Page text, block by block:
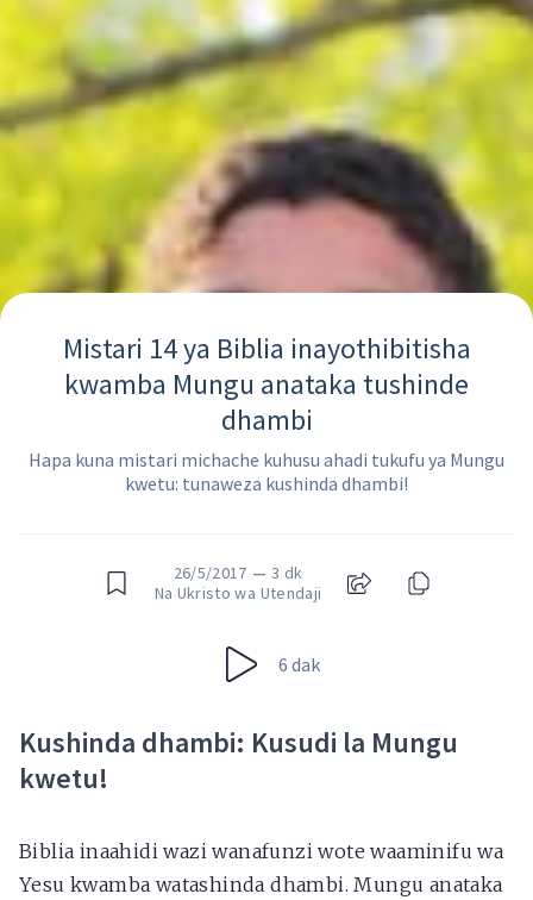
Mistari 14 ya Biblia inayothibitisha
kwamba Mungu anataka tushinde
dhambi
Hapa kuna mistari michache kuhusu ahadi tukufu ya Mungu
kwetu: tunaweza kushinda dhambi!
26/5/2017 — 3 dk
Na Ukristo wa Utendaji
6 dak
Kushinda dhambi: Kusudi la Mungu
kwetu!
Biblia inaahidi wazi wanafunzi wote waaminifu wa
Yesu kwamba watashinda dhambi. Mungu anataka